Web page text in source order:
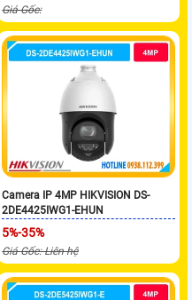
Giá Gốc:
Camera IP 4MP HIKVISION DS-
2DE4425IWG1-EHUN
5%-35%
Giá Gốc: Liên hệ